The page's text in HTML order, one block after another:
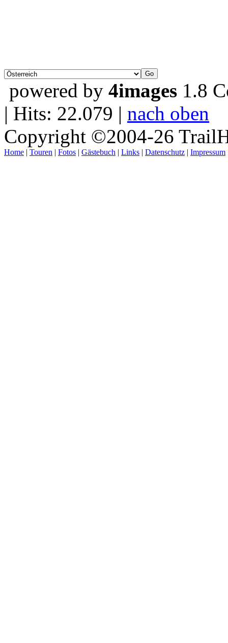
powered by 4images 1.8
| Hits: 22.079 | nach oben
Copyright ©2004-26
Home | Touren | Fotos | Gästebuch | Links | Datenschutz | Impressum